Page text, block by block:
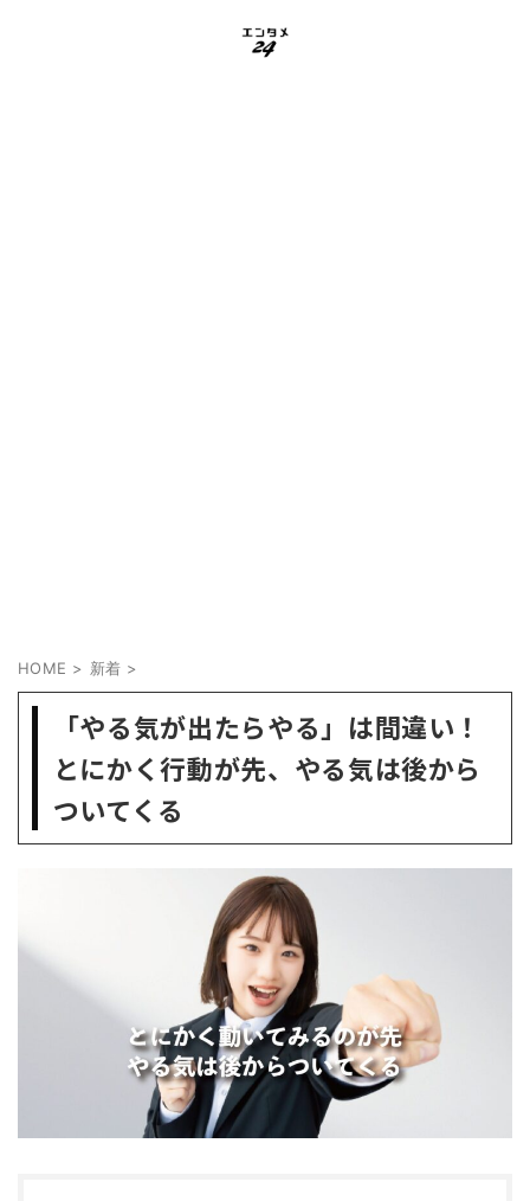
HOME > 新着 >
「やる気が出たらやる」は間違い！
とにかく行動が先、やる気は後から
ついてくる